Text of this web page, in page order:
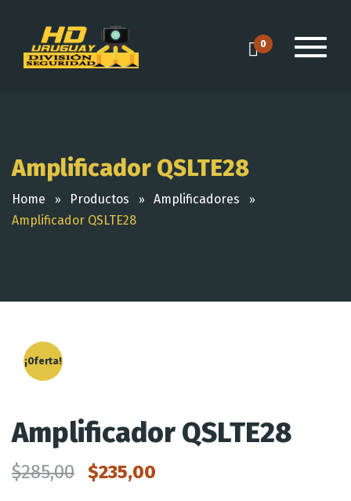
0
Amplificador QSLTE28
Home Productos
Amplificadores
Amplificador QSLTE28
¡Oferta!
Amplificador QSLTE28
$285,00 $235,00